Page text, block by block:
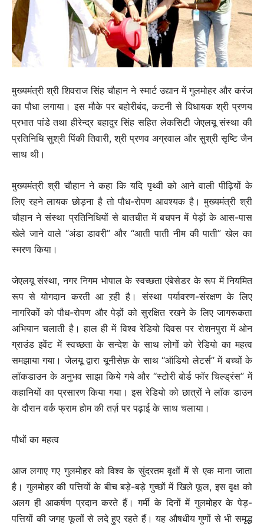
मुख्यमंत्री श्री शिवराज सिंह चौहान ने स्मार्ट उद्यान में गुलमोहर और करंज
का पौधा लगाया। इस मौके पर बहोरीबंद, कटनी से विधायक श्री प्रणय
प्रभात पांडे तथा हीरेन्द्र बहादुर सिंह सहित लेकसिटी जेएलयू संस्था की
प्रतिनिधि सुश्री पिंकी तिवारी, श्री प्रणव अग्रवाल और सुश्री सृष्टि जैन
साथ थी।
मुख्यमंत्री श्री चौहान ने कहा कि यदि पृथ्वी को आने वाली पीढ़ियों के
लिए रहने लायक छोड़ना है तो पौध-रोपण आवश्यक है। मुख्यमंत्री श्री
चौहान ने संस्था प्रतिनिधियों से बातचीत में बचपन में पेड़ों के आस-पास
खेले जाने वाले “अंडा डावरी” और “आती पाती नीम की पाती” खेल का
स्मरण किया।
जेएलयू संस्था, नगर निगम भोपाल के स्वच्छता एंबेसेडर के रूप में नियमित
रूप से योगदान करती आ ऱही है। संस्था पर्यावरण-संरक्षण के लिए
नागरिकों को पौध-रोपण और पेड़ों को सुरक्षित रखने के लिए जागरूकता
अभियान चलाती है। हाल ही में विश्व रेडियो दिवस पर रोशनपुरा में ओन
ग्राउंड इवेंट में स्वच्छता के सन्देश के साथ लोगों को रेडियो का महत्व
समझाया गया। जेलयू द्वारा यूनीसेफ़ के साथ ‘‘ऑडियो लेटर्स’’ में बच्चों के
लॉकडाउन के अनुभव साझा किये गये और ‘‘स्टोरी बोर्ड फॉर चिल्ड्रंस’’ में
कहानियों का प्रसारण किया गया। इस रेडियो को छात्रों ने लॉक डाउन
के दौरान वर्क फ्राम होम की तर्ज़ पर पढ़ाई के साथ चलाया।
पौधों का महत्व
आज लगाए गए गुलमोहर को विश्व के सुंदरतम वृक्षों में से एक माना जाता
है। गुलमोहर की पत्तियों के बीच बड़े-बड़े गुच्छों में खिले फूल, इस वृक्ष को
अलग ही आकर्षण प्रदान करते हैं। गर्मी के दिनों में गुलमोहर के पेड़-
पत्तियों की जगह फूलों से लदे हुए रहते हैं। यह औषधीय गुणों से भी समृद्ध